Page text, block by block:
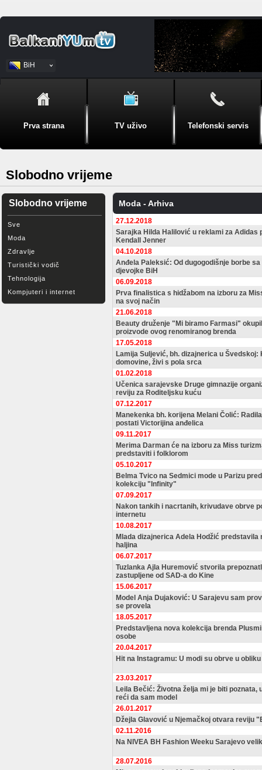
BiH
Srpski
Prva strana TV uživo Telefonski servis
Slobodno vrijeme
Slobodno vrijeme
Sve
Moda
Zdravlje
Turistički vodič
Tehnologija
Kompjuteri i internet
Moda - Arhiva
27.12.2018
Sarajka Hilda Halilović u reklami za Adidas
Kendall Jenner
04.10.2018
Anđela Paleksić: Od dugogodišnje borbe
djevojke BiH
06.09.2018
Prva finalistica s hidžabom na izboru za
na svoj način
21.06.2018
Beauty druženje "Mi biramo Farmasi"
proizvode ovog renomiranog brenda
17.05.2018
Lamija Suljević, bh. dizajnerica u Švedskoj:
domovine, živi s pola srca
01.02.2018
Učenica sarajevske Druge gimnazije
reviju za Roditeljsku kuću
07.12.2017
Manekenka bh. korijena Melani Čolić:
postati Victorijina anđelica
09.11.2017
Merima Darman će na izboru za Miss
predstaviti i folklorom
05.10.2017
Belma Tvico na Sedmici mode u Parizu
kolekciju "Infinity"
07.09.2017
Nakon tankih i nacrtanih, krivudave obrve
internetu
10.08.2017
Mlada dizajnerica Adela Hodžić
haljina
06.07.2017
Tuzlanka Ajla Huremović stvorila
zastupljene od SAD-a do Kine
15.06.2017
Model Anja Dujaković: U Sarajevu sam
se provela
18.05.2017
Predstavljena nova kolekcija brenda
osobe
20.04.2017
Hit na Instagramu: U modi su obrve u
23.03.2017
Leila Bečić: Životna želja mi je biti poznata,
reći da sam model
26.01.2017
Džejla Glavović u Njemačkoj otvara reviju
02.11.2016
Na NIVEA BH Fashion Weeku Sarajevo
28.07.2016